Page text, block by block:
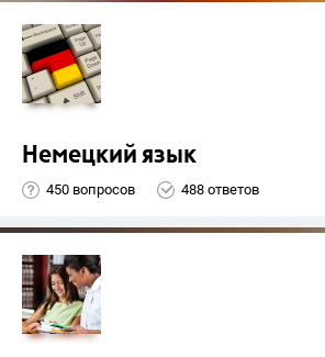
Немецкий язык
450 вопросов 488 ответов